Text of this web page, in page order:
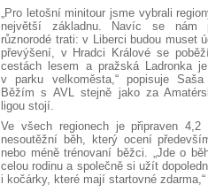
„Pro letošní minitour jsme vybrali
největší základnu. Navíc se nám
různorodé trati: v Liberci budou muset
převýšení, v Hradci Králové se
cestách lesem a pražská Ladronka
v parku velkoměsta,“ popisuje
Běžím s AVL stejně jako za
ligou stojí.
Ve všech regionech je připraven 4,2
nesoutěžní běh, který ocení
nebo méně trénovaní běžci. „Jde o
celou rodinu a společně si užít
i kočárky, které mají startovné